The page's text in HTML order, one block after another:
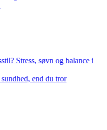
Stress, søvn og balance i
end du tror